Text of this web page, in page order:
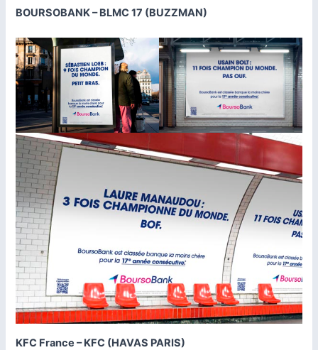
BOURSOBANK – BLMC 17 (BUZZMAN)
KFC France – KFC (HAVAS PARIS)